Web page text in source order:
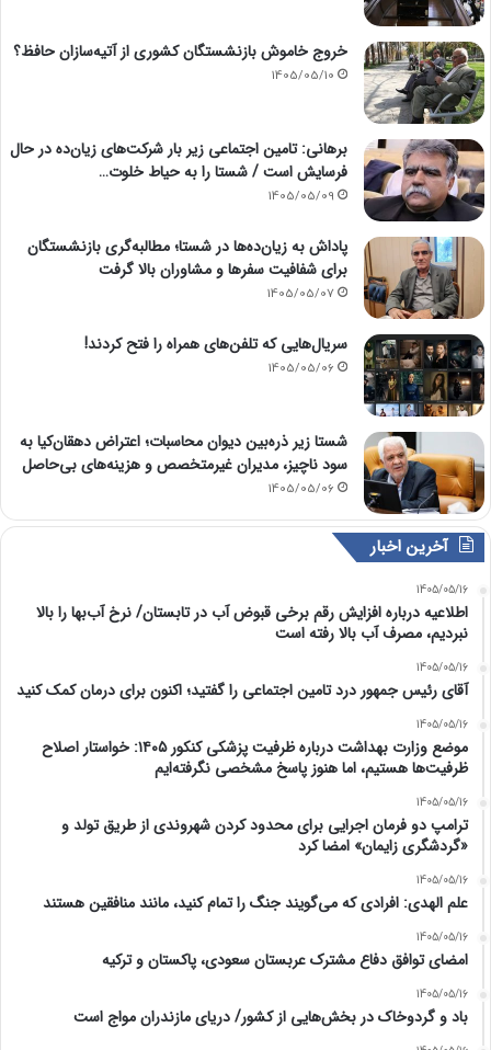
خروج خاموش بازنشستگان کشوری از آتیه‌سازان حافظ؟
1405/05/10
برهانی: تامین اجتماعی زیر بار شرکت‌های زیان‌ده در حال
فرسایش است / شستا را به حیاط خلوت…
1405/05/09
پاداش به زیان‌ده‌ها در شستا؛ مطالبه‌گری بازنشستگان
برای شفافیت سفرها و مشاوران بالا گرفت
1405/05/07
سریال‌هایی که تلفن‌های همراه را فتح کردند!
1405/05/06
شستا زیر ذره‌بین دیوان محاسبات؛ اعتراض دهقان‌کیا به
سود ناچیز، مدیران غیرمتخصص و هزینه‌های بی‌حاصل
1405/05/06
آخرین اخبار
1405/05/16
اطلاعیه درباره افزایش رقم برخی قبوض آب در تابستان/ نرخ آب‌بها را بالا
نبردیم، مصرف آب بالا رفته است
1405/05/16
آقای رئیس جمهور درد تامین اجتماعی را گفتید؛ اکنون برای درمان کمک کنید
1405/05/16
موضع وزارت بهداشت درباره ظرفیت پزشکی کنکور ۱۴۰۵: خواستار اصلاح
ظرفیت‌ها هستیم، اما هنوز پاسخ مشخصی نگرفته‌ایم
1405/05/16
ترامپ دو فرمان اجرایی برای محدود کردن شهروندی از طریق تولد و
«گردشگری زایمان» امضا کرد
1405/05/16
علم الهدی: افرادی که می‌گویند جنگ را تمام کنید، مانند منافقین هستند
1405/05/16
امضای توافق دفاع مشترک عربستان سعودی، پاکستان و ترکیه
1405/05/16
باد و گردوخاک در بخش‌هایی از کشور/ دریای مازندران مواج است